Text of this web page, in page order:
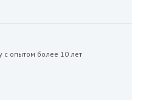
с опытом более 10 лет